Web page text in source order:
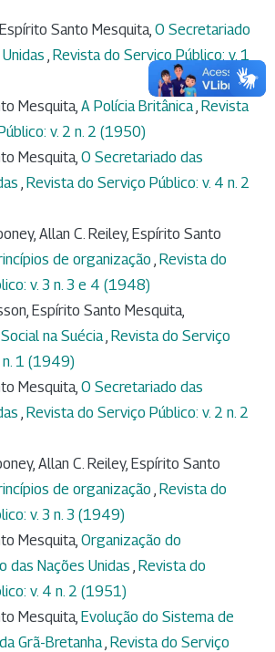
Santo Mesquita, O Secretariado
, Revista do Serviço Público: v. 1
Mesquita, A Polícia Britânica, Revista
v. 2 n. 2 (1950)
Mesquita, O Secretariado das
, Revista do Serviço Público: v. 4 n. 2
Allan C. Reiley, Espírito Santo
de organização , Revista do
v. 3 n. 3 e 4 (1948)
Espírito Santo Mesquita,
na Suécia, Revista do Serviço
n. 1 (1949)
Mesquita, O Secretariado das
, Revista do Serviço Público: v. 2 n. 2
Allan C. Reiley, Espírito Santo
de organização , Revista do
v. 3 n. 3 (1949)
Mesquita, Organização do
das Nações Unidas , Revista do
v. 4 n. 2 (1951)
Mesquita, Evolução do Sistema de
Grã-Bretanha, Revista do Serviço